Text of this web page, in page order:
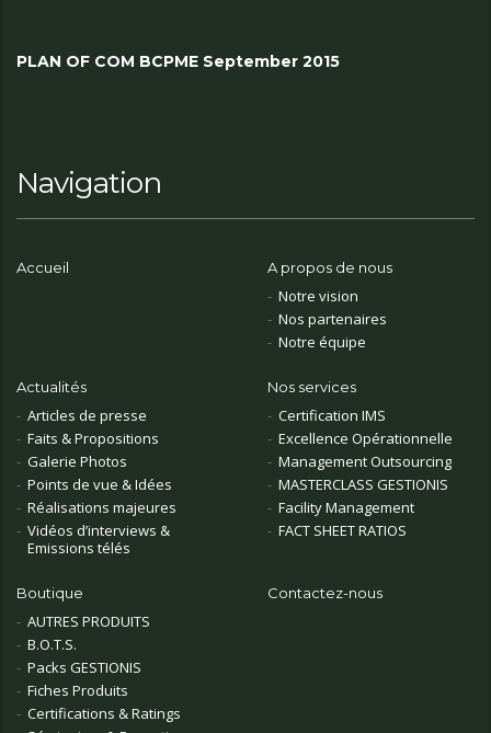
PLAN OF COM BCPME September 2015
Navigation
Accueil A propos de nous
Notre vision
Nos partenaires
Notre équipe
Actualités
Articles de presse
Faits & Propositions
Galerie Photos
Points de vue & Idées
Réalisations majeures
Vidéos d’interviews &
Emissions télés
Nos services
Certification IMS
Excellence Opérationnelle
Management Outsourcing
MASTERCLASS GESTIONIS
Facility Management
FACT SHEET RATIOS
Boutique
AUTRES PRODUITS
B.O.T.S.
Packs GESTIONIS
Fiches Produits
Certifications & Ratings
Contactez-nous